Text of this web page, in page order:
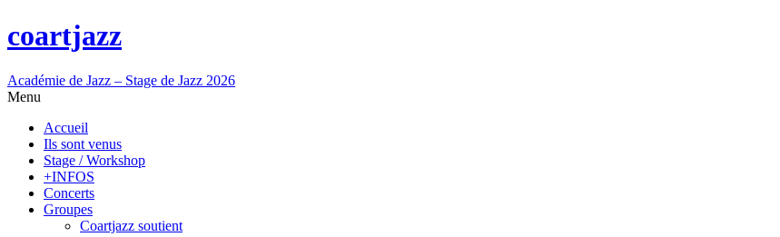
coartjazz
Académie de Jazz – Stage de Jazz 2026
Menu
Accueil
Ils sont venus
Stage / Workshop
+INFOS
Concerts
Groupes
Coartjazz soutient